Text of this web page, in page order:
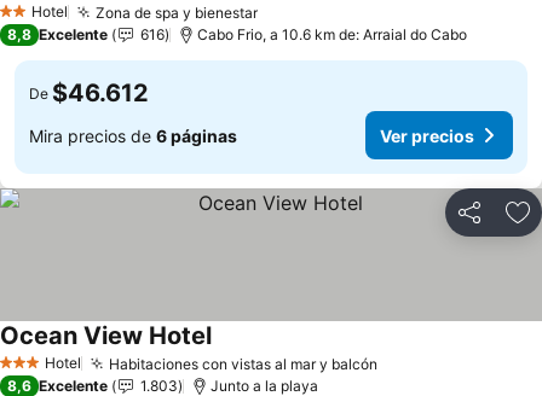
2 Estrellas
Hotel Zona de spa y bienestarVer precios
8,8 Excelente 616 Cabo Frio, a 10.6 km de: Arraial do Cabo
De $46.612
Mira precios de 6 páginas Ver precios
Compartir
3 Estrellas
Hotel Habitaciones con vistas al mar y balcón
Ocean View HotelVer precios
8,6 Excelente 1.803 Junto a la playa